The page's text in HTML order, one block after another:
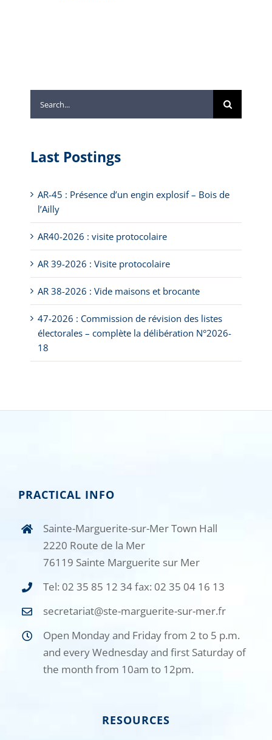
for:
Last Postings
AR-45 : Présence d’un engin explosif – Bois de
l’Ailly
AR40-2026 : visite protocolaire
AR 39-2026 : Visite protocolaire
AR 38-2026 : Vide maisons et brocante
47-2026 : Commission de révision des listes
électorales – complète la délibération N°2026-
18
PRACTICAL INFO
Sainte-Marguerite-sur-Mer Town Hall
2220 Route de la Mer
76119 Sainte Marguerite sur Mer
Tel: 02 35 85 12 34 fax: 02 35 04 16 13
secretariat@ste-marguerite-sur-mer.fr
Open Monday and Friday from 2 to 5 p.m.
and every Wednesday and first Saturday of
the month from 10am to 12pm.
RESOURCES